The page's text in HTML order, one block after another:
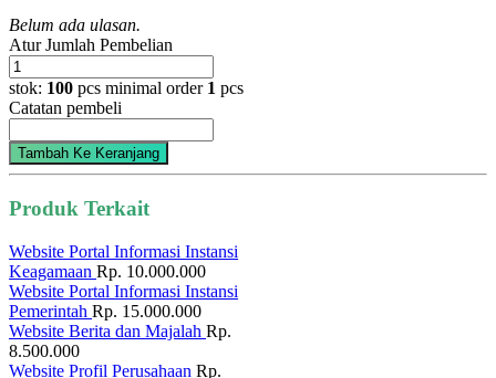
Belum ada ulasan.
Atur Jumlah Pembelian
stok: 100 pcs minimal order 1 pcs
Catatan pembeli
Tambah Ke Keranjang
Produk Terkait
Website Portal Informasi Instansi
Keagamaan Rp. 10.000.000
Website Portal Informasi Instansi
Pemerintah Rp. 15.000.000
Website Berita dan Majalah Rp.
8.500.000
Website Profil Perusahaan Rp.